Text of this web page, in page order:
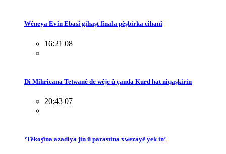
Wêneya Evîn Ebasî gihaşt fînala pêşbirka cîhanî
16:21 08
Di Mîhrîcana Tetwanê de wêje û çanda Kurd hat nîqaşkirin
20:43 07
‘Têkoşîna azadiya jin û parastina xwezayê yek in’